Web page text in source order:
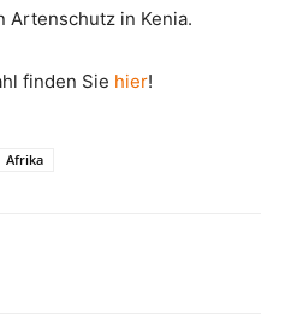
Artenschutz in Kenia.
finden Sie hier!
Afrika